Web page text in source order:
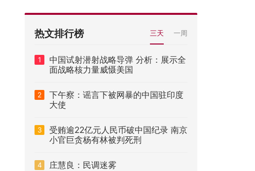
热文排行榜 三天 一周
1
中国试射潜射战略导弹 分析：展示全
面战略核力量威慑美国
2
下午察：谣言下被网暴的中国驻印度
大使
3
受贿逾22亿元人民币破中国纪录 南京
小官巨贪杨有林被判死刑
4 庄慧良：民调迷雾